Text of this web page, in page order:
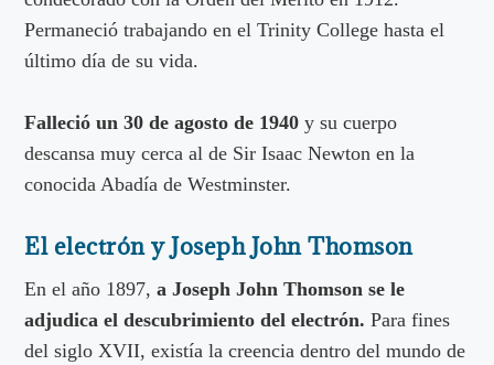
Permaneció trabajando en el Trinity College hasta el
último día de su vida.
Falleció un 30 de agosto de 1940y su cuerpo
descansa muy cerca al de Sir Isaac Newton en la
conocida Abadía de Westminster.
El electrón y Joseph John Thomson
En el año 1897,a Joseph John Thomson se le
adjudica el descubrimiento del electrón.Para fines
del siglo XVII, existía la creencia dentro del mundo de